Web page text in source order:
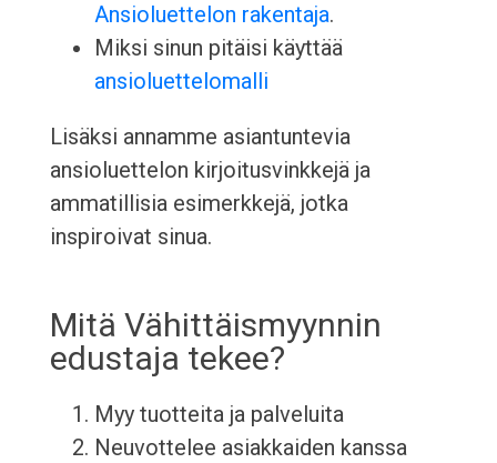
Ansioluettelon rakentaja.
Miksi sinun pitäisi käyttää
ansioluettelomalli
Lisäksi annamme asiantuntevia
ansioluettelon kirjoitusvinkkejä ja
ammatillisia esimerkkejä, jotka
inspiroivat sinua.
Mitä Vähittäismyynnin
edustaja tekee?
Myy tuotteita ja palveluita
Neuvottelee asiakkaiden kanssa